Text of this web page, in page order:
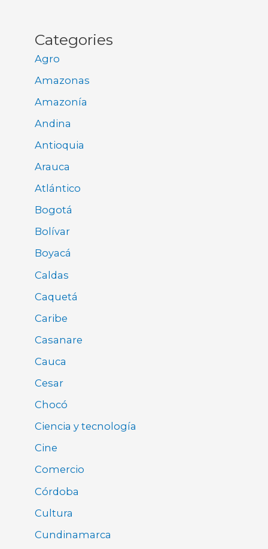
Categories
Agro
Amazonas
Amazonía
Andina
Antioquia
Arauca
Atlántico
Bogotá
Bolívar
Boyacá
Caldas
Caquetá
Caribe
Casanare
Cauca
Cesar
Chocó
Ciencia y tecnología
Cine
Comercio
Córdoba
Cultura
Cundinamarca